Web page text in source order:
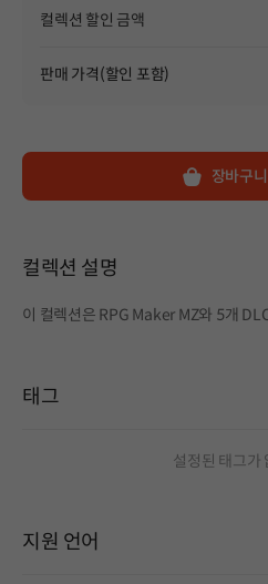
컬렉션 할인 금액
판매 가격(할인 포함)
장바구니
컬렉션 설명
이 컬렉션은 RPG Maker MZ와 5개
태그
설정된 태그가
지원 언어